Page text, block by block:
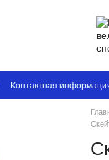
Контактная